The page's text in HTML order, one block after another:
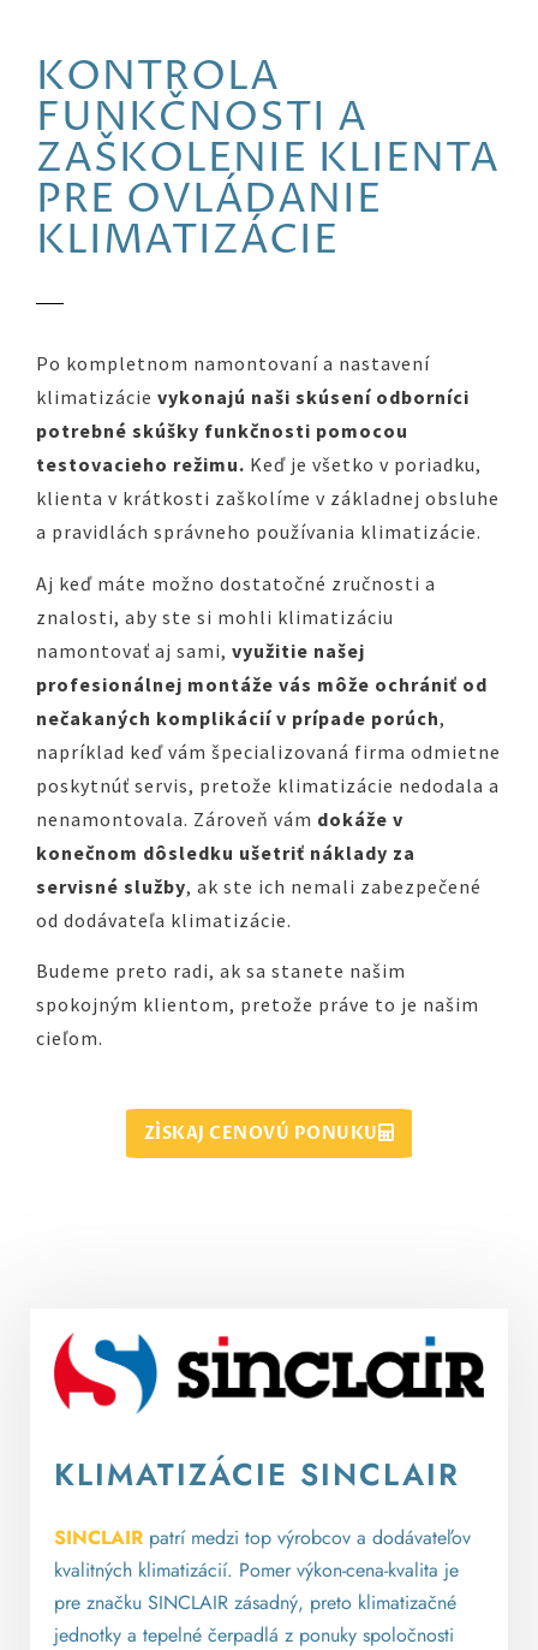
KONTROLA
FUNKČNOSTI A
ZAŠKOLENIE KLIENTA
PRE OVLÁDANIE
KLIMATIZÁCIE
Po kompletnom namontovaní a nastavení
klimatizácie vykonajú naši skúsení odborníci
potrebné skúšky funkčnosti pomocou
testovacieho režimu. Keď je všetko v poriadku,
klienta v krátkosti zaškolíme v základnej obsluhe
a pravidlách správneho používania klimatizácie.
Aj keď máte možno dostatočné zručnosti a
znalosti, aby ste si mohli klimatizáciu
namontovať aj sami, využitie našej
profesionálnej montáže vás môže ochrániť od
nečakaných komplikácií v prípade porúch,
napríklad keď vám špecializovaná firma odmietne
poskytnúť servis, pretože klimatizácie nedodala a
nenamontovala. Zároveň vám dokáže v
konečnom dôsledku ušetriť náklady za
servisné služby, ak ste ich nemali zabezpečené
od dodávateľa klimatizácie.
Budeme preto radi, ak sa stanete našim
spokojným klientom, pretože práve to je našim
cieľom.
ZÍSKAJ CENOVÚ PONUKU
KLIMATIZÁCIE SINCLAIR
SINCLAIR patrí medzi top výrobcov a dodávateľov
kvalitných klimatizácií. Pomer výkon-cena-kvalita je
pre značku SINCLAIR zásadný, preto klimatizačné
jednotky a tepelné čerpadlá z ponuky spoločnosti